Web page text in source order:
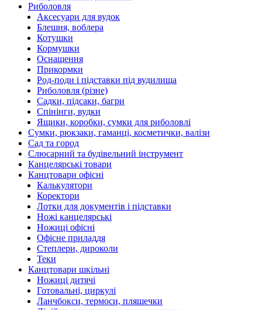
Риболовля
Аксесуари для вудок
Блешня, воблера
Котушки
Кормушки
Оснащення
Прикормки
Род-поди і підставки під вудилища
Риболовля (різне)
Садки, підсаки, багри
Спінінги, вудки
Ящики, коробки, сумки для риболовлі
Сумки, рюкзаки, гаманці, косметички, валізи
Сад та город
Слюсарний та будівельний інструмент
Канцелярські товари
Канцтовари офісні
Калькулятори
Коректори
Лотки для документів і підставки
Ножі канцелярські
Ножиці офісні
Офісне приладдя
Степлери, дироколи
Теки
Канцтовари шкільні
Ножиці дитячі
Готовальні, циркулі
Ланчбокси, термоси, пляшечки